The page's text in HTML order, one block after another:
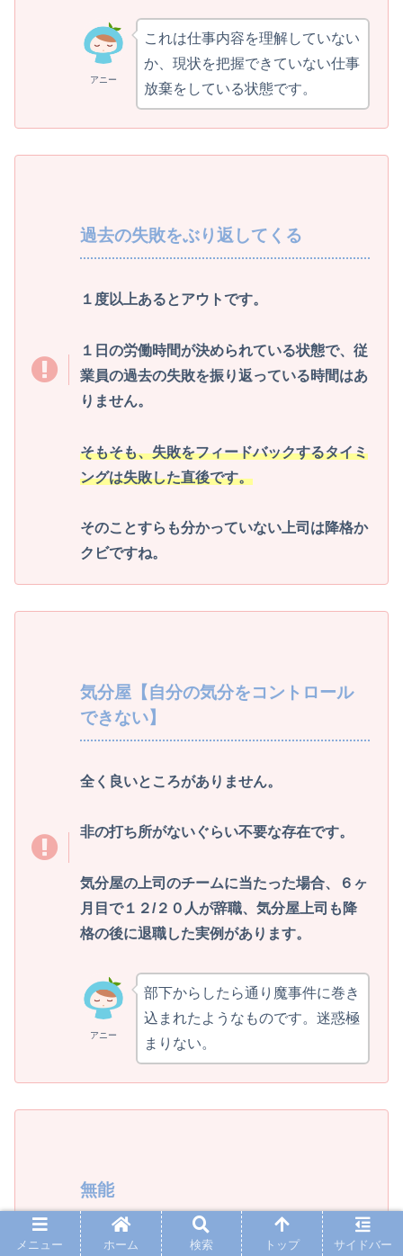
アニー
これは仕事内容を理解していない
か、現状を把握できていない仕事
放棄をしている状態です。
過去の失敗をぶり返してくる
１度以上あるとアウトです。
１日の労働時間が決められている状態で、従
業員の過去の失敗を振り返っている時間はあ
りません。
そもそも、失敗をフィードバックするタイミ
ングは失敗した直後です。
そのことすらも分かっていない上司は降格か
クビですね。
気分屋【自分の気分をコントロール
できない】
全く良いところがありません。
非の打ち所がないぐらい不要な存在です。
気分屋の上司のチームに当たった場合、６ヶ
月目で１２/２０人が辞職、気分屋上司も降
格の後に退職した実例があります。
アニー
部下からしたら通り魔事件に巻き
込まれたようなものです。迷惑極
まりない。
無能
メニュー ホーム 検索 トップ サイドバー